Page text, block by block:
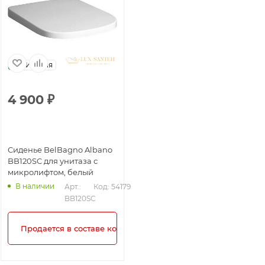
Италия
4 900 ₽
Сиденье BelBagno Albano
BB120SC для унитаза с
микролифтом, белый
В наличии
Арт.:
BB120SC
Код: 54179
Продается в составе комплекта!